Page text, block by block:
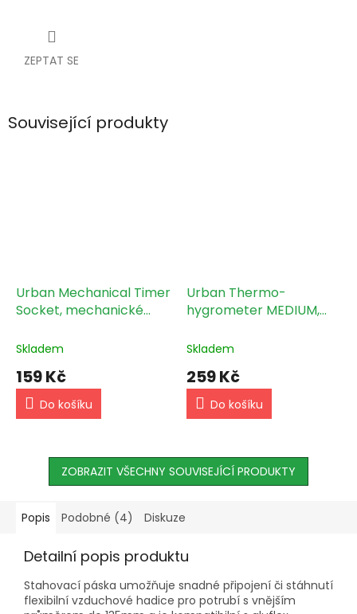
ZEPTAT SE
Související produkty
Urban Mechanical Timer
Socket, mechanické
Skladem
159 Kč
Do košíku
Urban Thermo-
hygrometer MEDIUM,
sondou
Skladem
259 Kč
Do košíku
ZOBRAZIT VŠECHNY SOUVISEJÍCÍ PRODUKTY
Popis Podobné (4) Diskuze
Detailní popis produktu
Stahovací páska umožňuje snadné připojení či stáhnutí
flexibilní vzduchové hadice pro potrubí s vnějším